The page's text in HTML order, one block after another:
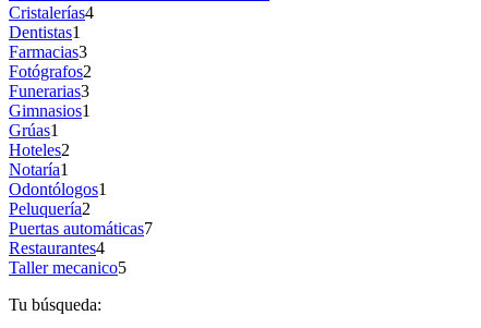
Cristalerías4
Dentistas1
Farmacias3
Fotógrafos2
Funerarias3
Gimnasios1
Grúas1
Hoteles2
Notaría1
Odontólogos1
Peluquería2
Puertas automáticas7
Restaurantes4
Taller mecanico5
Tu búsqueda: